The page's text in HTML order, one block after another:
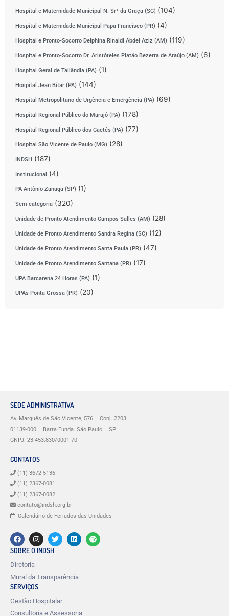
Hospital e Maternidade Municipal N. Srª da Graça (SC) (104)
Hospital e Maternidade Municipal Papa Francisco (PR) (4)
Hospital e Pronto-Socorro Delphina Rinaldi Abdel Aziz (AM) (119)
Hospital e Pronto-Socorro Dr. Aristóteles Platão Bezerra de Araújo (AM) (6)
Hospital Geral de Tailândia (PA) (1)
Hospital Jean Bitar (PA) (144)
Hospital Metropolitano de Urgência e Emergência (PA) (69)
Hospital Regional Público do Marajó (PA) (178)
Hospital Regional Público dos Caetés (PA) (77)
Hospital São Vicente de Paulo (MG) (28)
INDSH (187)
Institucional (4)
PA Antônio Zanaga (SP) (1)
Sem categoria (320)
Unidade de Pronto Atendimento Campos Salles (AM) (28)
Unidade de Pronto Atendimento Sandra Regina (SC) (12)
Unidade de Pronto Atendimento Santa Paula (PR) (47)
Unidade de Pronto Atendimento Santana (PR) (17)
UPA Barcarena 24 Horas (PA) (1)
UPAs Ponta Grossa (PR) (20)
SEDE ADMINISTRATIVA
Av. Marquês de São Vicente, 576 – Conj. 2203
01139-000 – Barra Funda. São Paulo – SP.
CNPJ: 23.453.830/0001-70
CONTATOS
(11) 3672-5136
(11) 2367-0081
(11) 2367-0082
contato@indsh.org.br
Calendário de Feriados das Unidades
SOBRE O INDSH
Diretoria
Mural da Transparência
SERVIÇOS
Gestão Hospitalar
Consultoria e Assessoria